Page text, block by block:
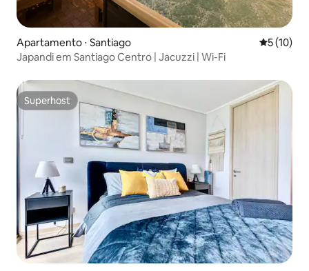
Apartamento ⋅ Santiago 5 de uma
5 (10)
Japandi em Santiago Centro | Jacuzzi | Wi-Fi
Superhost
Superhost